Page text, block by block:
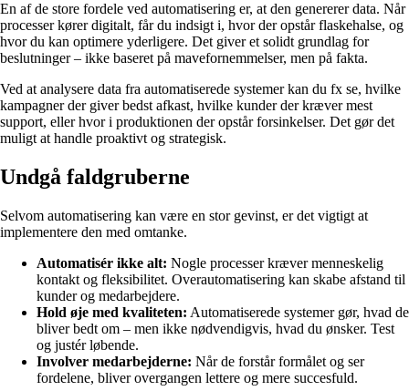
En af de store fordele ved automatisering er, at den genererer data. Når
processer kører digitalt, får du indsigt i, hvor der opstår flaskehalse, og
hvor du kan optimere yderligere. Det giver et solidt grundlag for
beslutninger – ikke baseret på mavefornemmelser, men på fakta.
Ved at analysere data fra automatiserede systemer kan du fx se, hvilke
kampagner der giver bedst afkast, hvilke kunder der kræver mest
support, eller hvor i produktionen der opstår forsinkelser. Det gør det
muligt at handle proaktivt og strategisk.
Undgå faldgruberne
Selvom automatisering kan være en stor gevinst, er det vigtigt at
implementere den med omtanke.
Automatisér ikke alt: Nogle processer kræver menneskelig
kontakt og fleksibilitet. Overautomatisering kan skabe afstand til
kunder og medarbejdere.
Hold øje med kvaliteten: Automatiserede systemer gør, hvad de
bliver bedt om – men ikke nødvendigvis, hvad du ønsker. Test
og justér løbende.
Involver medarbejderne: Når de forstår formålet og ser
fordelene, bliver overgangen lettere og mere succesfuld.